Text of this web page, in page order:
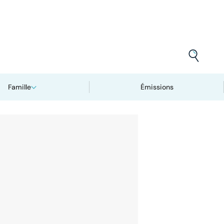
Famille Émissions